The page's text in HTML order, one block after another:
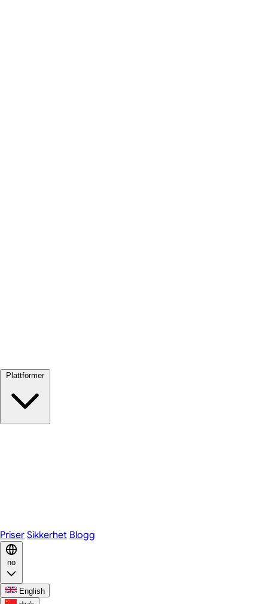
Plattformer
Priser Sikkerhet Blogg
no
English